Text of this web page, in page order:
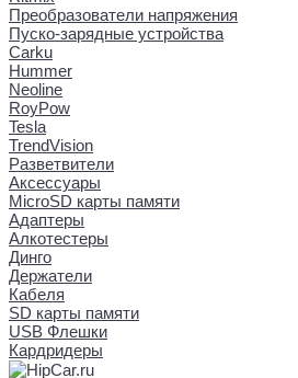
Преобразователи напряжения
Пуско-зарядные устройства
Carku
Hummer
Neoline
RoyPow
Tesla
TrendVision
Разветвители
Аксессуары
MicroSD карты памяти
Адаптеры
Алкотестеры
Динго
Держатели
Кабеля
SD карты памяти
USB Флешки
Кардридеры